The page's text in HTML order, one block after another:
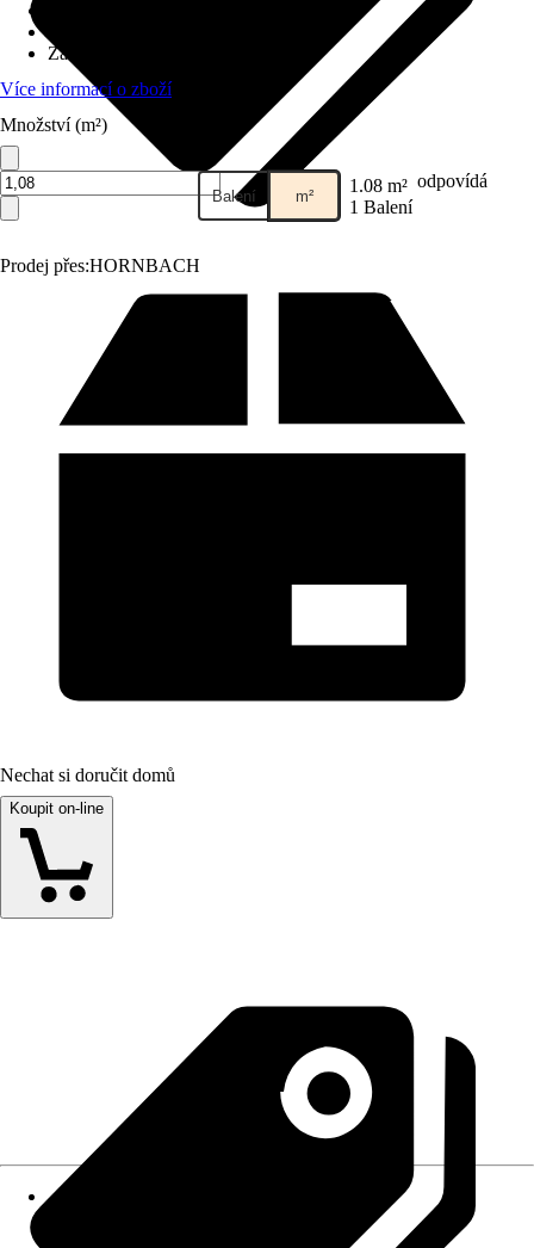
Prodej přes:HORNBACH
Základní barva
Více informací o zboží
Množství (m²)
Balení m² 1.08 m² odpovídá
1 Balení
Nechat si doručit domů
Koupit on-line